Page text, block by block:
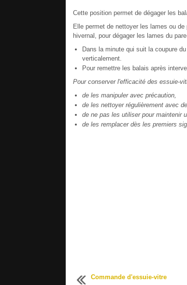
Cette position permet de dégager les
Elle permet de nettoyer les lames ou
hivernal, pour dégager les lames du
Dans la minute qui suit la coupure
verticalement.
Pour remettre les balais après
Pour conserver l'efficacité des essuie-
de les manipuler avec précaution,
de les nettoyer régulièrement avec
de ne pas les utiliser pour maintenir
de les remplacer dès les premiers
Commande d'essuie-vitre